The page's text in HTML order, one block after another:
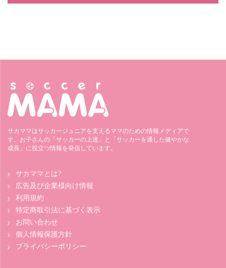
サカママはサッカージュニアを支えるママのための情報メディアで
す。お子さんの「サッカーの上達」と「サッカーを通した健やかな
成長」に役立つ情報を発信しています。
サカママとは?
広告及び企業様向け情報
利用規約
特定商取引法に基づく表示
お問い合わせ
個人情報保護方針
プライバシーポリシー